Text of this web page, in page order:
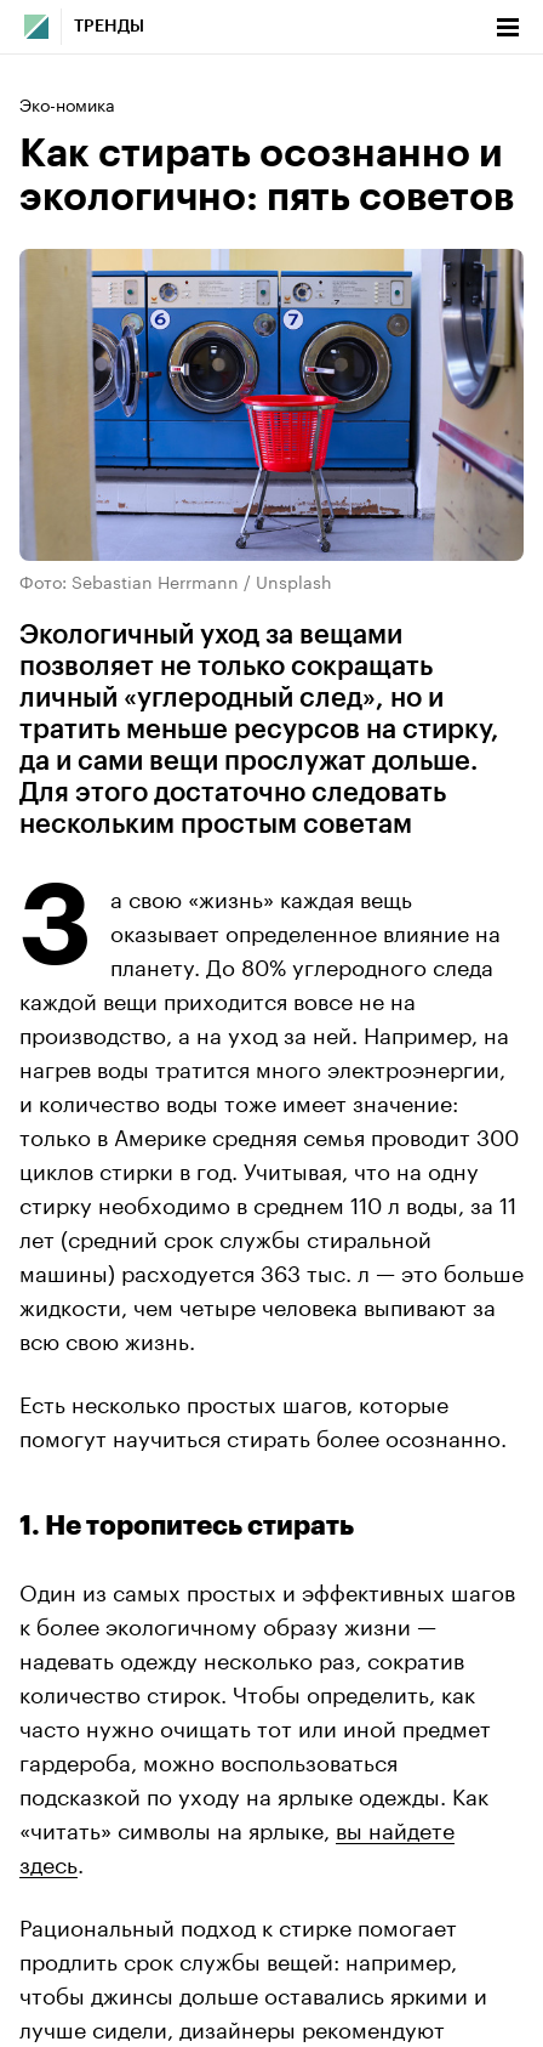
ТРЕНДЫ
Эко-номика
Как стирать осознанно и
экологично: пять советов
Фото: Sebastian Herrmann / Unsplash
Экологичный уход за вещами
позволяет не только сокращать
личный «углеродный след», но и
тратить меньше ресурсов на стирку,
да и сами вещи прослужат дольше.
Для этого достаточно следовать
нескольким простым советам
З
а свою «жизнь» каждая вещь
оказывает определенное влияние на
планету. До 80% углеродного следа
каждой вещи приходится вовсе не на
производство, а на уход за ней. Например, на
нагрев воды тратится много электроэнергии,
и количество воды тоже имеет значение:
только в Америке средняя семья проводит 300
циклов стирки в год. Учитывая, что на одну
стирку необходимо в среднем 110 л воды, за 11
лет (средний срок службы стиральной
машины) расходуется 363 тыс. л — это больше
жидкости, чем четыре человека выпивают за
всю свою жизнь.
Есть несколько простых шагов, которые
помогут научиться стирать более осознанно.
1. Не торопитесь стирать
Один из самых простых и эффективных шагов
к более экологичному образу жизни —
надевать одежду несколько раз, сократив
количество стирок. Чтобы определить, как
часто нужно очищать тот или иной предмет
гардероба, можно воспользоваться
подсказкой по уходу на ярлыке одежды. Как
«читать» символы на ярлыке, вы найдете
здесь
Рациональный подход к стирке помогает
продлить срок службы вещей: например,
чтобы джинсы дольше оставались яркими и
лучше сидели, дизайнеры рекомендуют